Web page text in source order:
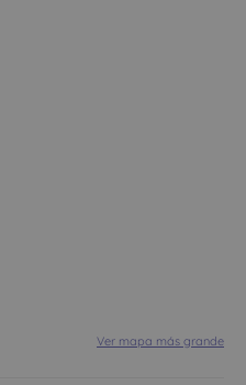
Ver mapa más grande